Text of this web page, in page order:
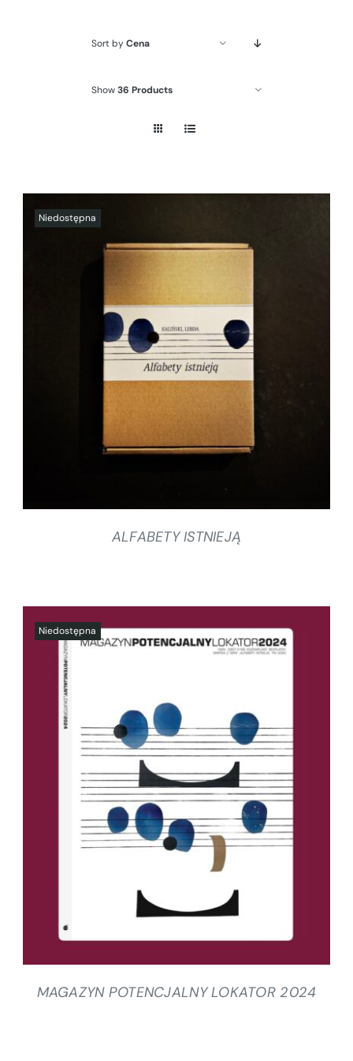
Sort byCena
Show36 Products
SZCZEGÓŁY
ALFABETY ISTNIEJĄ
SZCZEGÓŁY
MAGAZYN POTENCJALNY LOKATOR 2024